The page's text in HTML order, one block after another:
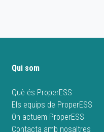
Qui som
Què és ProperESS
Els equips de ProperESS
On actuem ProperESS
Contacta amb nosaltres